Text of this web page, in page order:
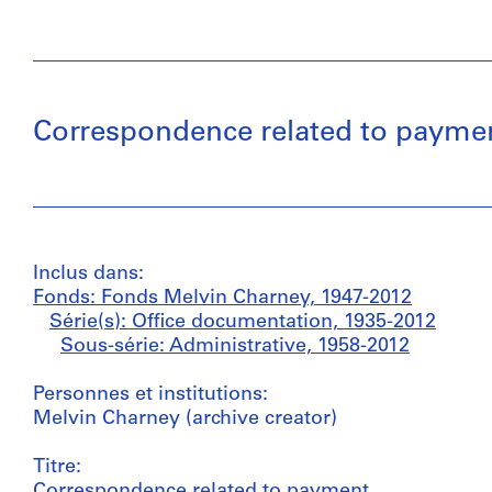
Correspondence related to
Inclus dans:
Fonds: Fonds Melvin Charney, 1947-2012
Série(s): Office documentation, 1935-2012
Sous-série: Administrative, 1958-2012
Personnes et institutions:
Melvin Charney (archive creator)
Titre: